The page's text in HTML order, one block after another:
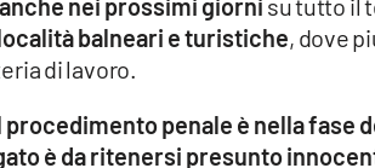
nei prossimi giorni su tutto il
balneari e turistiche, dove
di lavoro.
procedimento penale è nella fase
è da ritenersi presunto